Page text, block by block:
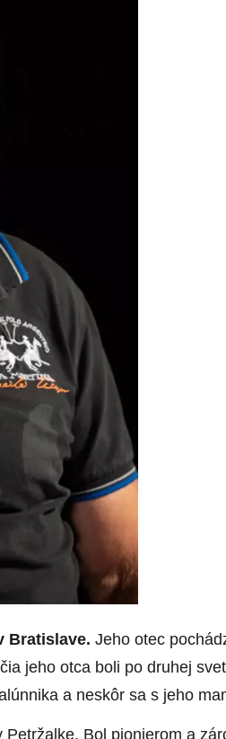
Bratislave. Jeho otec
jeho otca boli po druhej
a neskôr sa s jeho
Bol pionierom a